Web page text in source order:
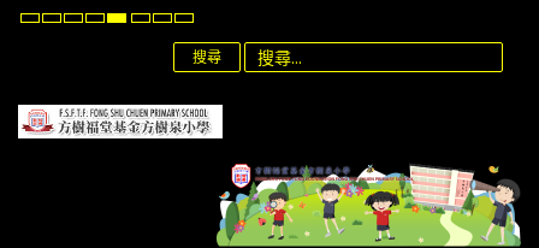
Default
NightHighHighHigh
Contrast
Set
Smaller
Set
Default
Set
Larger
Font
搜尋